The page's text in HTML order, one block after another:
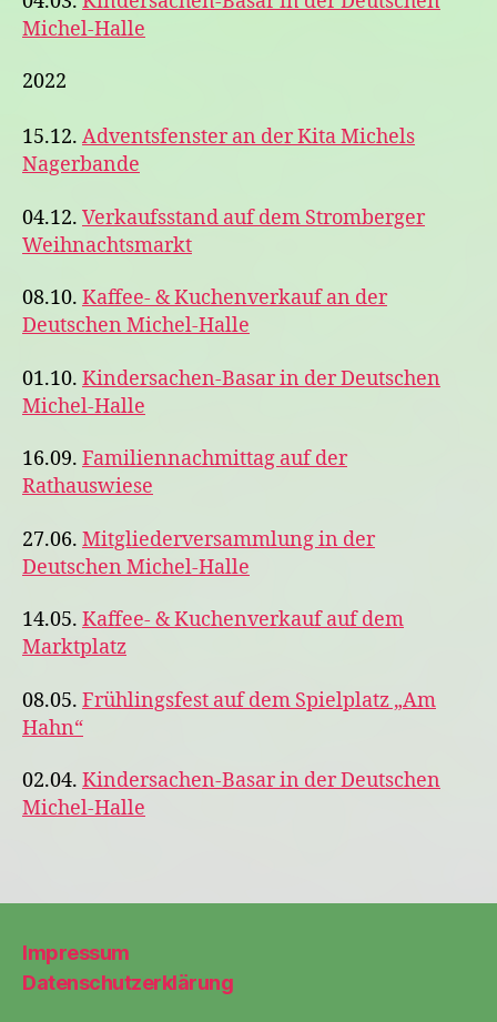
Michel-Halle
2022
15.12. Adventsfenster an der Kita Michels
Nagerbande
04.12. Verkaufsstand auf dem Stromberger
Weihnachtsmarkt
08.10. Kaffee- & Kuchenverkauf an der
Deutschen Michel-Halle
01.10. Kindersachen-Basar in der Deutschen
Michel-Halle
16.09. Familiennachmittag auf der
Rathauswiese
27.06. Mitgliederversammlung in der
Deutschen Michel-Halle
14.05. Kaffee- & Kuchenverkauf auf dem
Marktplatz
08.05. Frühlingsfest auf dem Spielplatz „Am
Hahn“
02.04. Kindersachen-Basar in der Deutschen
Michel-Halle
Impressum
Datenschutzerklärung